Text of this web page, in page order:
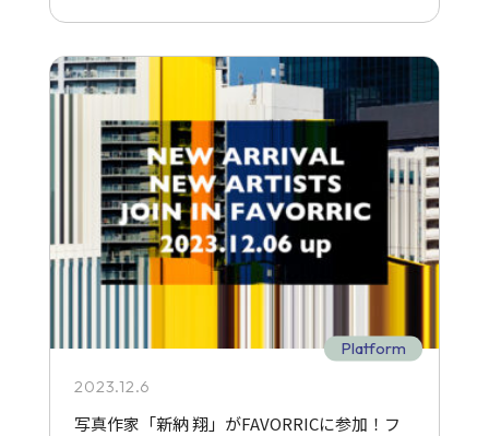
Platform
2023.12.6
写真作家「新納 翔」がFAVORRICに参加！フ